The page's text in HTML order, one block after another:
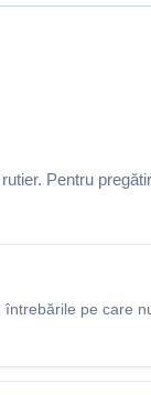
Pentru
pe care